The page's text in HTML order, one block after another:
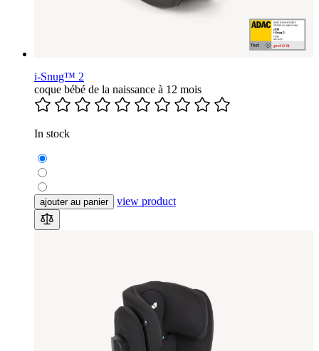
i-Snug™ 2
coque bébé de la naissance à 12 mois
In stock
ajouter au panier view product